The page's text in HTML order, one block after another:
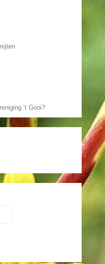
’t Gooi?